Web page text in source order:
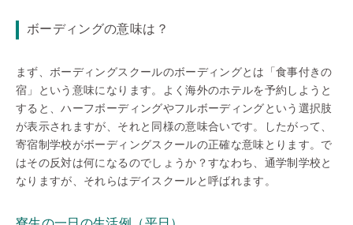
ボーディングの意味は？
まず、ボーディングスクールのボーディングとは「食事付きの
宿」という意味になります。よく海外のホテルを予約しようと
すると、ハーフボーディングやフルボーディングという選択肢
が表示されますが、それと同様の意味合いです。したがって、
寄宿制学校がボーディングスクールの正確な意味とります。で
はその反対は何になるのでしょうか？すなわち、通学制学校と
なりますが、それらはデイスクールと呼ばれます。